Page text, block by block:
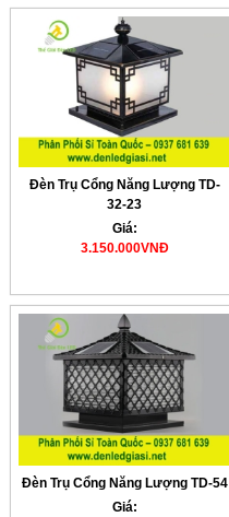
Đèn Trụ Cổng Năng Lượng TD-
32-23
Giá:
3.150.000VNĐ
Đèn Trụ Cổng Năng Lượng TD-54
Giá: